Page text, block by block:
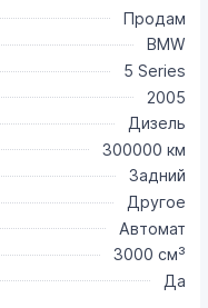
Продам
BMW
5 Series
2005
Дизель
300000 км
Задний
Другое
Автомат
3000 см³
Да